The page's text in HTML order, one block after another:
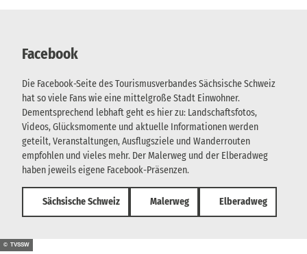
Facebook
Die Facebook-Seite des Tourismusverbandes Sächsische Schweiz
hat so viele Fans wie eine mittelgroße Stadt Einwohner.
Dementsprechend lebhaft geht es hier zu: Landschaftsfotos,
Videos, Glücksmomente und aktuelle Informationen werden
geteilt, Veranstaltungen, Ausflugsziele und Wanderrouten
empfohlen und vieles mehr. Der Malerweg und der Elberadweg
haben jeweils eigene Facebook-Präsenzen.
Sächsische Schweiz Malerweg Elberadweg
© TVSSW